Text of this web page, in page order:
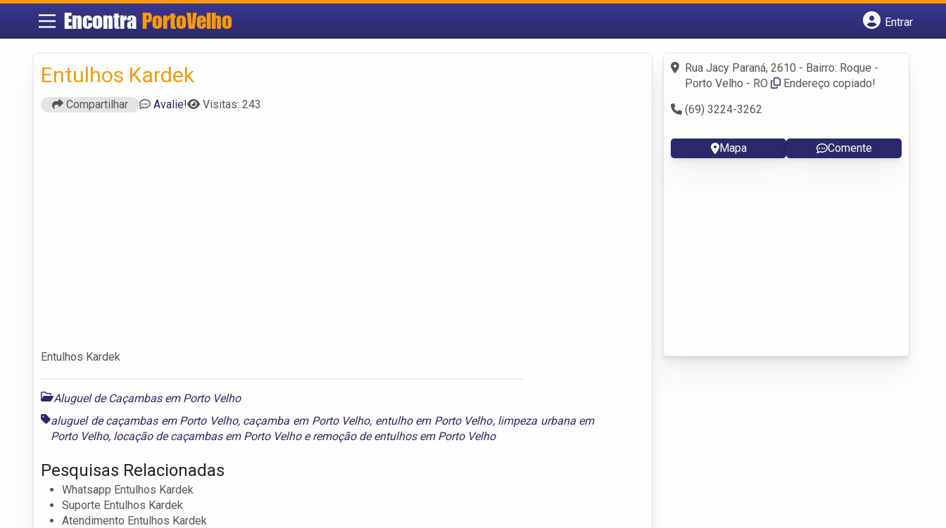
Encontra PortoVelho
Entrar
Fazer login
Criar conta
Entulhos Kardek
Compartilhar Avalie! Visitas: 243
Entulhos Kardek
Aluguel de Caçambas em Porto Velho
aluguel de caçambas em Porto Velho, caçamba em Porto Velho, entulho em Porto Velho, limpeza urbana em
Porto Velho, locação de caçambas em Porto Velhoeremoção de entulhos em Porto Velho
Pesquisas Relacionadas
Whatsapp Entulhos Kardek
Suporte Entulhos Kardek
Atendimento Entulhos Kardek
Rua Jacy Paraná, 2610 - Bairro: Roque -
Porto Velho - RO
Endereço copiado!
(69) 3224-3262
Mapa Comente